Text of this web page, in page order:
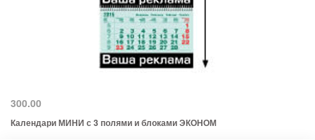
300.00
Календари МИНИ с 3 полями и блоками ЭКОНОМ